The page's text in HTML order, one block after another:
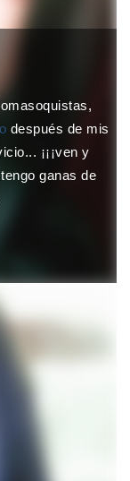
después de mis
¡¡¡ven y
ganas de